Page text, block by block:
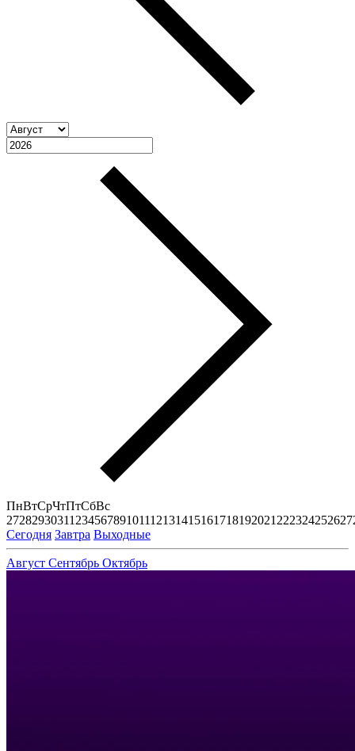
ПнВтСрЧтПтСбВс
2728293031123456789101112131415161718192021222324252627
Сегодня Завтра Выходные
Август Сентябрь Октябрь